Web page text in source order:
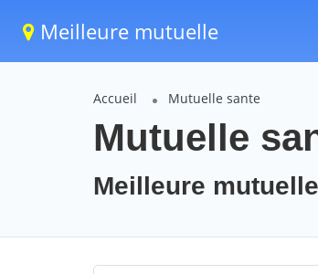
Meilleure mutuelle
Accueil Mutuelle sante
Mutuelle
Meilleure